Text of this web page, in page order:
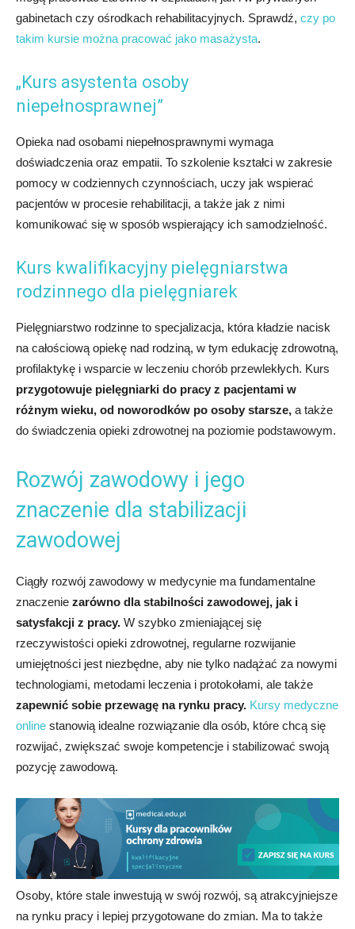
gabinetach czy ośrodkach rehabilitacyjnych. Sprawdź, czy po
takim kursie można pracować jako masażysta.
„Kurs asystenta osoby
niepełnosprawnej”
Opieka nad osobami niepełnosprawnymi wymaga
doświadczenia oraz empatii. To szkolenie kształci w zakresie
pomocy w codziennych czynnościach, uczy jak wspierać
pacjentów w procesie rehabilitacji, a także jak z nimi
komunikować się w sposób wspierający ich samodzielność.
Kurs kwalifikacyjny pielęgniarstwa
rodzinnego dla pielęgniarek
Pielęgniarstwo rodzinne to specjalizacja, która kładzie nacisk
na całościową opiekę nad rodziną, w tym edukację zdrowotną,
profilaktykę i wsparcie w leczeniu chorób przewlekłych. Kurs
przygotowuje pielęgniarki do pracy z pacjentami w
różnym wieku, od noworodków po osoby starsze, a także
do świadczenia opieki zdrowotnej na poziomie podstawowym.
Rozwój zawodowy i jego
znaczenie dla stabilizacji
zawodowej
Ciągły rozwój zawodowy w medycynie ma fundamentalne
znaczenie zarówno dla stabilności zawodowej, jak i
satysfakcji z pracy. W szybko zmieniającej się
rzeczywistości opieki zdrowotnej, regularne rozwijanie
umiejętności jest niezbędne, aby nie tylko nadążać za nowymi
technologiami, metodami leczenia i protokołami, ale także
zapewnić sobie przewagę na rynku pracy. Kursy medyczne
online stanowią idealne rozwiązanie dla osób, które chcą się
rozwijać, zwiększać swoje kompetencje i stabilizować swoją
pozycję zawodową.
Osoby, które stale inwestują w swój rozwój, są atrakcyjniejsze
na rynku pracy i lepiej przygotowane do zmian. Ma to także